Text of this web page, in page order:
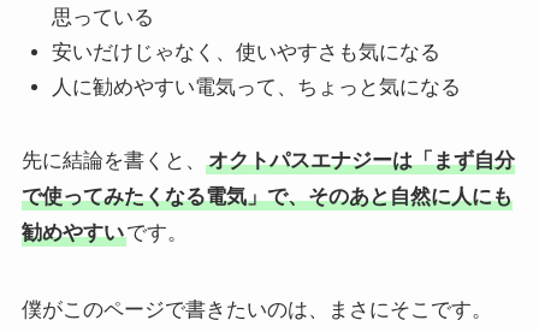
思っている
安いだけじゃなく、使いやすさも気になる
人に勧めやすい電気って、ちょっと気になる
先に結論を書くと、
オクトパスエナジーは「まず自分
で使ってみたくなる電気」で、そのあと自然に人にも
勧めやすいです。
僕がこのページで書きたいのは、まさにそこです。